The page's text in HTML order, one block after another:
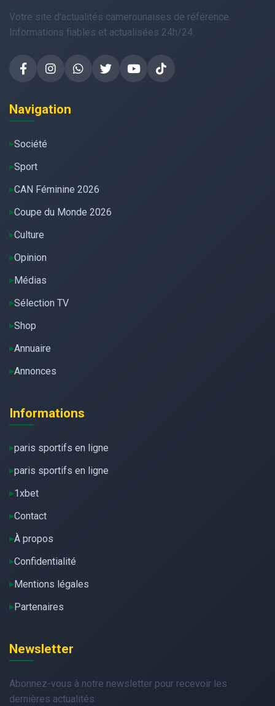
Votre site d'actualités camerounaises de référence.
Informations fiables et actualisées 24h/24.
Navigation
Société
Sport
CAN Féminine 2026
Coupe du Monde 2026
Culture
Opinion
Médias
Sélection TV
Shop
Annuaire
Annonces
Informations
paris sportifs en ligne
paris sportifs en ligne
1xbet
Contact
À propos
Confidentialité
Mentions légales
Partenaires
Newsletter
Abonnez-vous à notre newsletter pour recevoir les
dernières actualités.